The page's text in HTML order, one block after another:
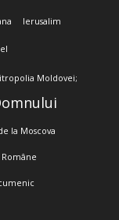
Ierusalim
Moldovei;
la Moscova